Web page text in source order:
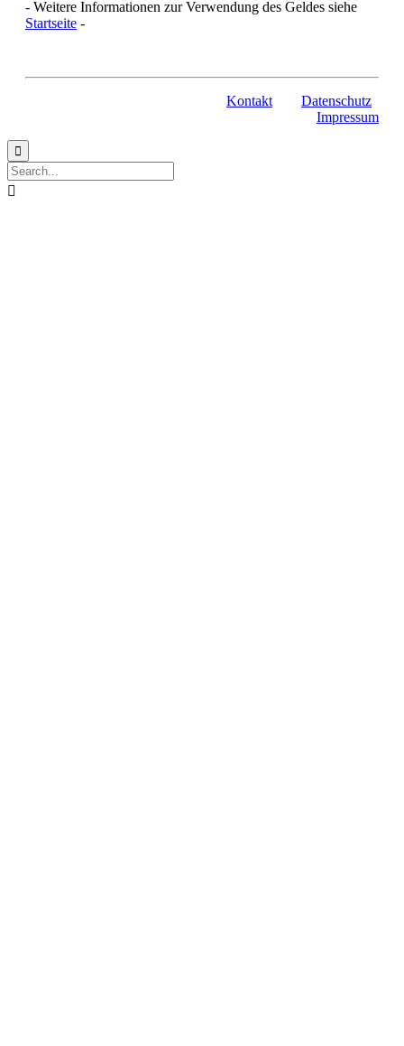
- Weitere Informationen zur Verwendung des Geldes siehe
Startseite -
Kontakt
Datenschutz
Impressum

